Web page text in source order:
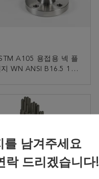
를 남겨주세요
락 드리겠습니다!
A105 용접용 넥 플
지 WN ANSI B16.5 1/2